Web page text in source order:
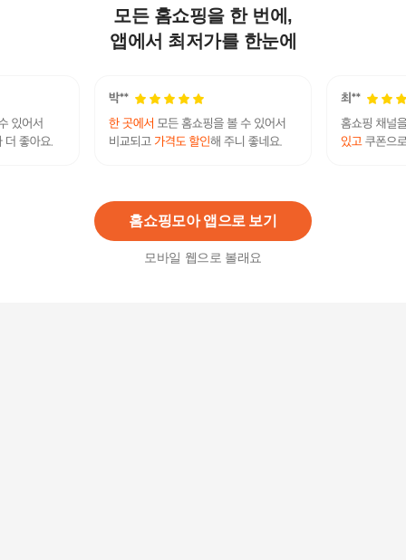
모든 홈쇼핑을 한 번에,
앱에서 최저가를 한눈에
홈쇼핑모아 앱으로 보기
모바일 웹으로 볼래요
저자극약산성젠틀스킨젤클렌저473mlx2
39,900원
3% 38,710원
스킨1004마다가스카르센텔라앰플폼125ml저자극
3%16,300원